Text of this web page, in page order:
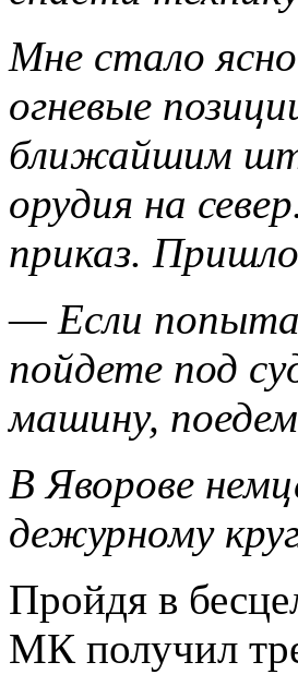
Мне стало
огневые
ближайшим
орудия на
приказ.
— Если
пойдете под
машину,
В Яворове
дежурному
Пройдя в
МК получил